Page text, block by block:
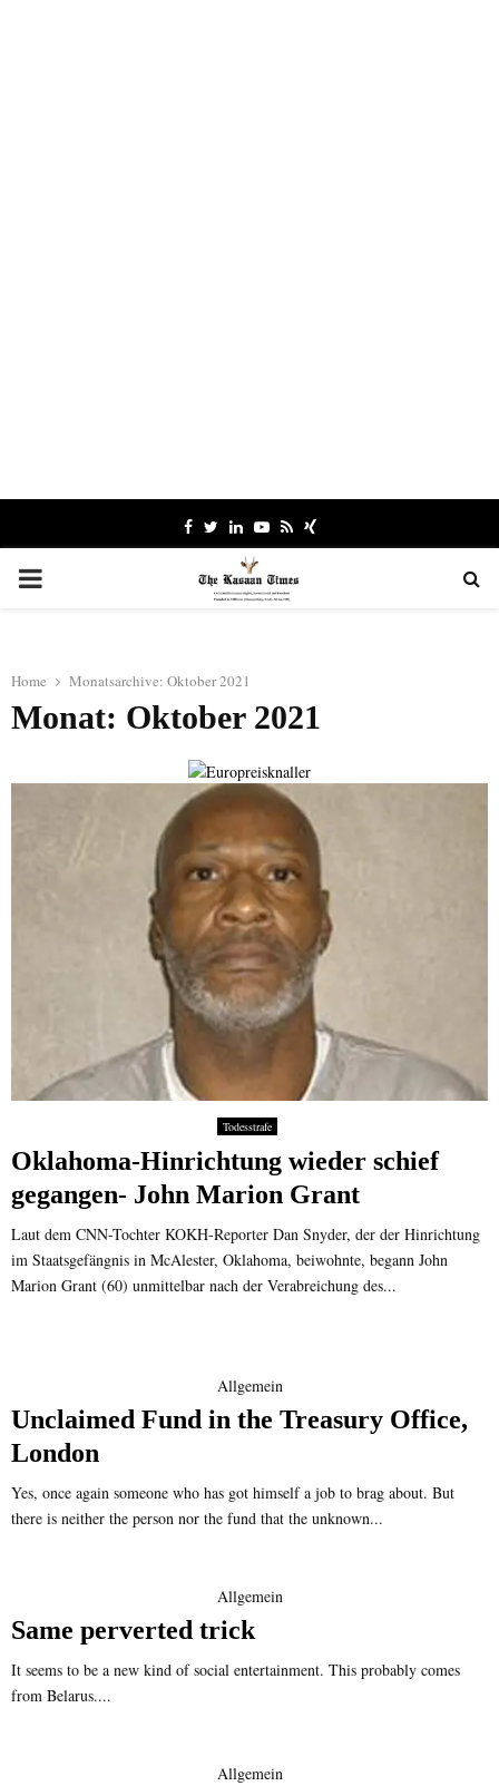
Facebook
TwitterLinkedinYoutube
RssXing
PRIMARY
Home Monatsarchive: Oktober 2021
Monat: Oktober 2021
Todesstrafe
Oklahoma-Hinrichtung wieder schief
gegangen- John Marion Grant
Laut dem CNN-Tochter KOKH-Reporter Dan Snyder, der der Hinrichtung
im Staatsgefängnis in McAlester, Oklahoma, beiwohnte, begann John
Marion Grant (60) unmittelbar nach der Verabreichung des...
Allgemein
Unclaimed Fund in the Treasury Office,
London
Yes, once again someone who has got himself a job to brag about. But
there is neither the person nor the fund that the unknown...
Allgemein
Same perverted trick
It seems to be a new kind of social entertainment. This probably comes
from Belarus....
Allgemein